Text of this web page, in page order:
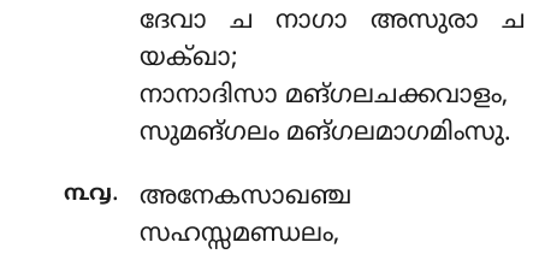
ദേവാ ച നാഗാ അസുരാ ച
യക്ഖാ;
നാനാദിസാ മങ്ഗലചക്കവാളം,
സുമങ്ഗലം മങ്ഗലമാഗമിംസു.
൩൮.
അനേകസാഖഞ്ച
സഹസ്സമണ്ഡലം,